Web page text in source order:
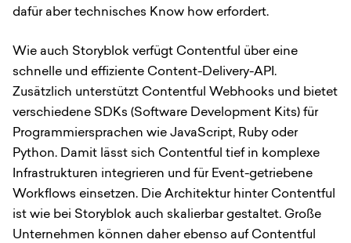
dafür aber technisches Know how erfordert.
Wie auch Storyblok verfügt Contentful über eine
schnelle und effiziente Content-Delivery-API.
Zusätzlich unterstützt Contentful Webhooks und bietet
verschiedene SDKs (Software Development Kits) für
Programmiersprachen wie JavaScript, Ruby oder
Python. Damit lässt sich Contentful tief in komplexe
Infrastrukturen integrieren und für Event-getriebene
Workflows einsetzen. Die Architektur hinter Contentful
ist wie bei Storyblok auch skalierbar gestaltet. Große
Unternehmen können daher ebenso auf Contentful